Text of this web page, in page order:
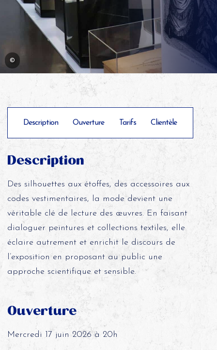
©
Description Ouverture Tarifs Clientèle
Description
Des silhouettes aux étoffes, des accessoires aux
codes vestimentaires, la mode devient une
véritable clé de lecture des œuvres. En faisant
dialoguer peintures et collections textiles, elle
éclaire autrement et enrichit le discours de
l’exposition en proposant au public une
approche scientifique et sensible.
Ouverture
Mercredi 17 juin 2026 à 20h